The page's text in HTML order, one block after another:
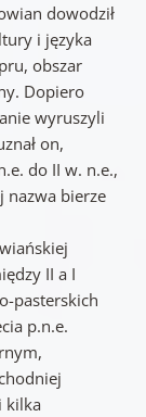
dowodził
i języka
obszar
Dopiero
wyruszyli
on,
do II w. n.e.,
nazwa bierze
II a I
pasterskich
p.n.e.
kilka